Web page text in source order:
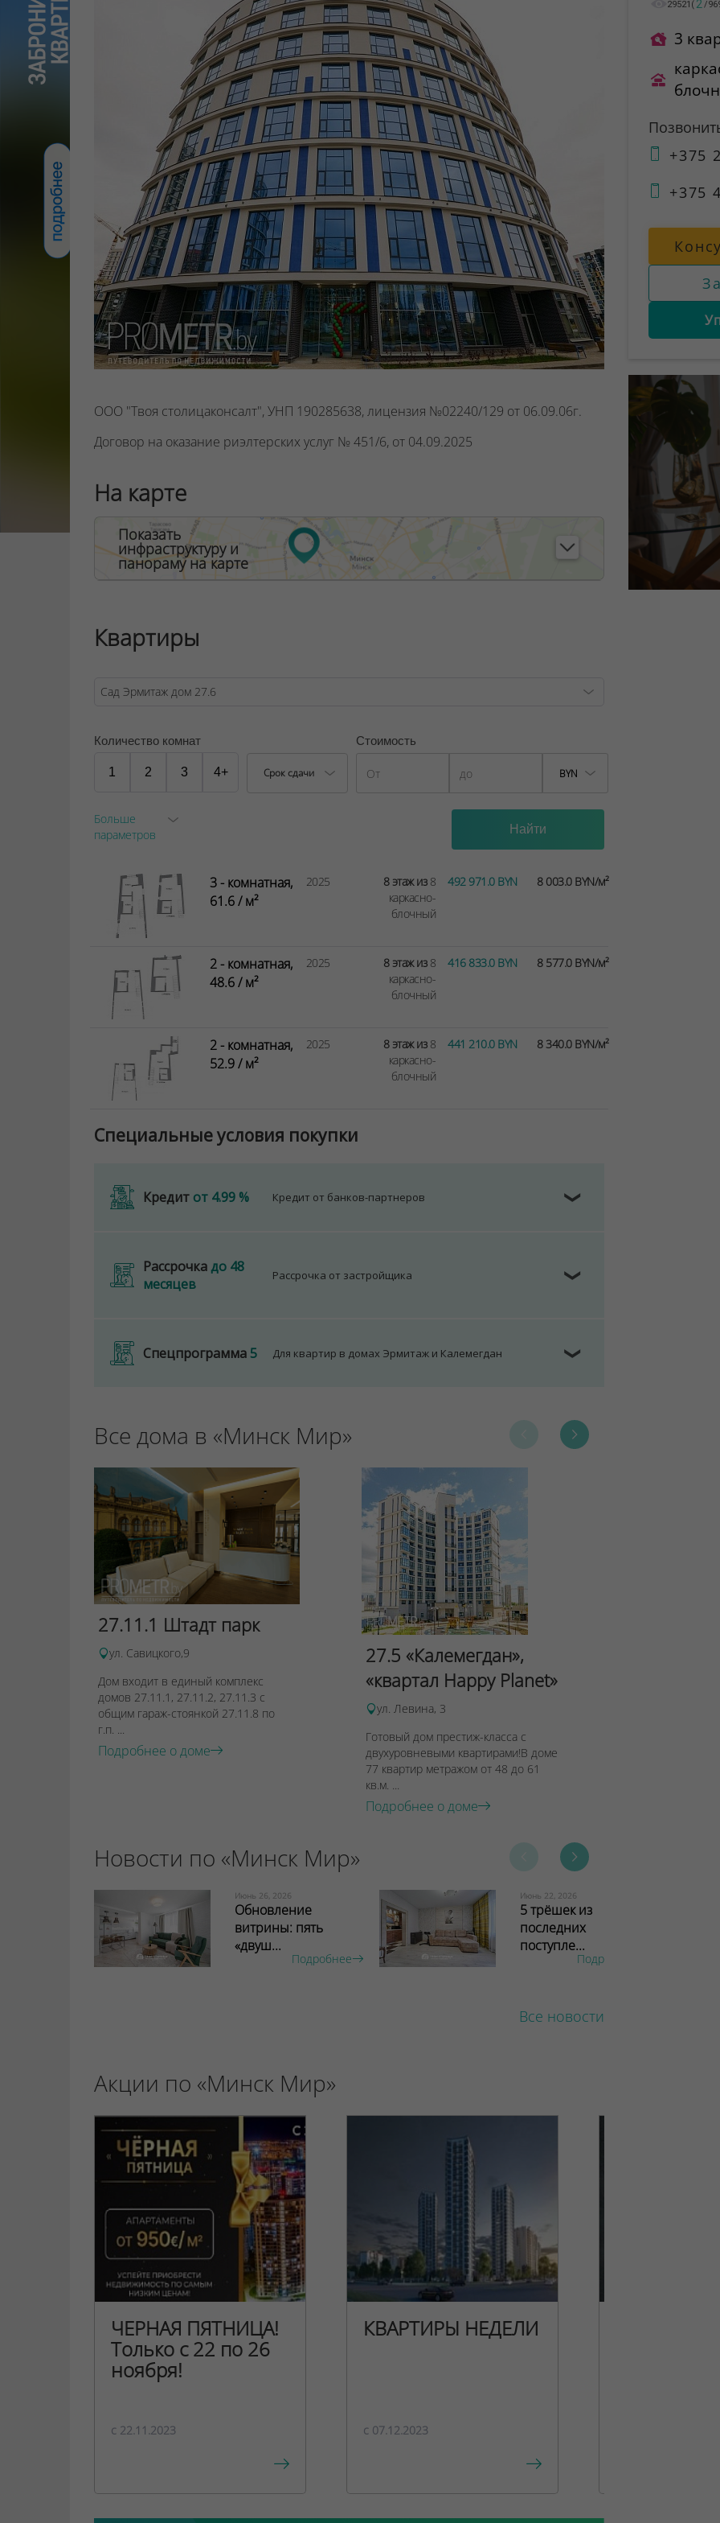
ООО "Твоя столицаконсалт", УНП 190285638, лицензия №02240/129 от 06.09.06г.
Договор на оказание риэлтерских услуг № 451/6, от 04.09.2025
На карте
Показать
инфраструктуру и
панораму на карте
Квартиры
Количество комнат
1 2 3 4+ Срок сдачи
Стоимость
BYN
Больше
параметров
3 - комнатная,
61.6 / м²
2025 8 этаж из8
каркасно-
блочный
492 971.0 BYN 8 003.0 BYN/м²
2 - комнатная,
48.6 / м²
2025 8 этаж из8
каркасно-
блочный
416 833.0 BYN 8 577.0 BYN/м²
2 - комнатная,
52.9 / м²
2025 8 этаж из8
каркасно-
блочный
441 210.0 BYN 8 340.0 BYN/м²
Специальные условия покупки
Кредит от 4.99 % Кредит от банков-партнеров ❯
Рассрочкадо 48
месяцев
Рассрочка от застройщика ❯
Спецпрограмма5 Для квартир в домах Эрмитаж и Калемегдан ❯
Все дома в «Минск Мир»
27.11.1 Штадт парк
ул. Савицкого,9
Дом входит в единый комплекс
домов 27.11.1, 27.11.2, 27.11.3 с
общим гараж-стоянкой 27.11.8 по
г.п. ...
Подробнее о доме
27.5 «Калемегдан»,
«квартал Happy Planet»
ул. Левина, 3
Готовый дом престиж-класса с
двухуровневыми квартирами!В доме
77 квартир метражом от 48 до 61
кв.м. ...
Подробнее о доме
Новости по «Минск Мир»
Июнь 26, 2026
Обновление
витрины: пять
«двуш...
Подробнее
Июнь 22, 2026
5 трёшек из
последних
поступле...
Подробнее
Все новости
Акции по «Минск Мир»
ЧЕРНАЯ ПЯТНИЦА!
Только с 22 по 26
ноября!
c 22.11.2023
КВАРТИРЫ НЕДЕЛИ
c 07.12.2023
29521 ( 2 /
3
+375
+375